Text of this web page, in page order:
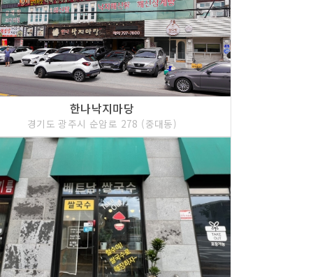
한나낙지마당
경기도 광주시 순암로 278 (중대동)